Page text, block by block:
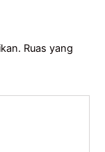
Ruas yang